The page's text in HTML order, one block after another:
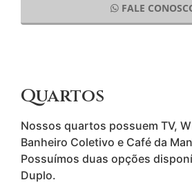
FALE
Quartos
Nossos quartos possuem TV,
Banheiro Coletivo e Café da
Possuímos duas opções
Duplo.